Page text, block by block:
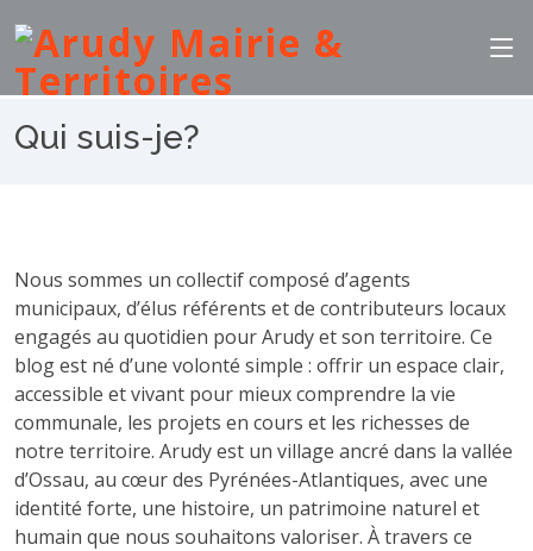
Qui suis-je?
Nous sommes un collectif composé d’agents
municipaux, d’élus référents et de contributeurs locaux
engagés au quotidien pour Arudy et son territoire. Ce
blog est né d’une volonté simple : offrir un espace clair,
accessible et vivant pour mieux comprendre la vie
communale, les projets en cours et les richesses de
notre territoire. Arudy est un village ancré dans la vallée
d’Ossau, au cœur des Pyrénées-Atlantiques, avec une
identité forte, une histoire, un patrimoine naturel et
humain que nous souhaitons valoriser. À travers ce